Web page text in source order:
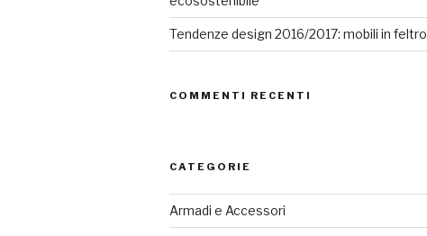
Tendenze design 2016/2017: mobili in feltro
COMMENTI RECENTI
CATEGORIE
Armadi e Accessori